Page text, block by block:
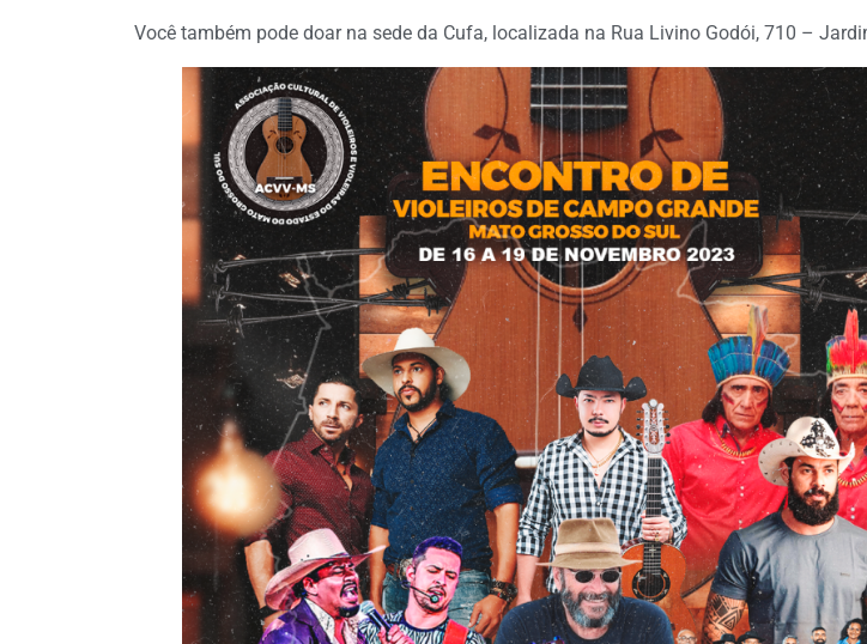
Você também pode doar na sede da Cufa, localizada na Rua Livino Godói, 710 –